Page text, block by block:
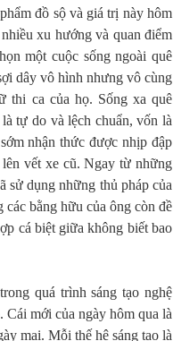
đồ sộ và giá trị này hôm
xu hướng và quan điểm
một cuộc sống ngoài quê
dây vô hình nhưng vô cùng
thi ca của họ. Sống xa quê
tự do và lệch chuẩn, vốn là
nhận thức được nhịp đập
vết xe cũ. Ngay từ những
sử dụng những thủ pháp của
bằng hữu của ông còn đề
cá biệt giữa không biết bao
quá trình sáng tạo nghệ
Cái mới của ngày hôm qua là
mai. Mỗi thế hệ sáng tạo là